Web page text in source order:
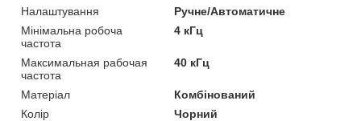
Налаштування
Ручне/Автоматичне
Мінімальна робоча
частота
4 кГц
Максимальная рабочая
частота
40 кГц
Матеріал
Комбінований
Колір
Чорний